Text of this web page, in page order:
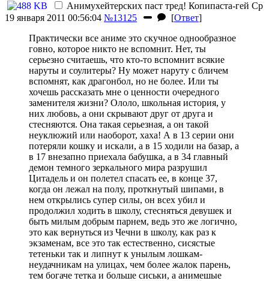
Анимухейтерских паст тред! Копипаста-гей Ср
19 января 2011 00:56:04 №13125 [Ответ]
Практически все аниме это скучное однообразное
говно, которое никто не вспомнит. Нет, ты
серьезно считаешь, что кто-то вспомнит всякие
наруты и соулитеры? Ну может наруту с бличем
вспомнят, как драгонбол, но не более. Или ты
хочешь рассказать мне о ценности очередного
заменителя жизни? Ололо, школьная история, у
них любовь, а они скрывают друг от друга и
стесняются. Она такая серьезная, а он такой
неуклюжий или наоборот, хаха! А в 13 серии они
потеряли кошку и искали, а в 15 ходили на базар, а
в 17 внезапно приехала бабушка, а в 34 главный
демон темного зеркального мира разрушил
Цитадель и он полетел спасать ее, в конце 37,
когда он лежал на полу, проткнутый шипами, в
нем открылись супер силы, он всех убил и
продолжил ходить в школу, стесняться девушек и
быть милым добрым парнем, ведь это же логично,
это как вернуться из Чечни в школу, как раз к
экзаменам, все это так естественно, сисястые
тетеньки так и липнут к унылым лошкам-
неудачникам на улицах, чем более жалок парень,
тем богаче тетка и больше сиськи, а анимешые